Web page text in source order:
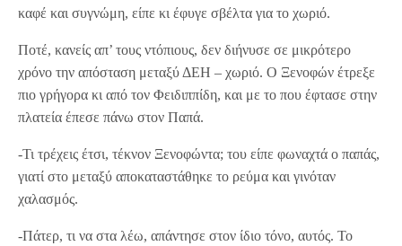
καφέ και συγνώμη, είπε κι έφυγε σβέλτα για το χωριό.
Ποτέ, κανείς απ’ τους ντόπιους, δεν διήνυσε σε μικρότερο
χρόνο την απόσταση μεταξύ ΔΕΗ – χωριό. Ο Ξενοφών έτρεξε
πιο γρήγορα κι από τον Φειδιππίδη, και με το που έφτασε στην
πλατεία έπεσε πάνω στον Παπά.
-Τι τρέχεις έτσι, τέκνον Ξενοφώντα; του είπε φωναχτά ο παπάς,
γιατί στο μεταξύ αποκαταστάθηκε το ρεύμα και γινόταν
χαλασμός.
-Πάτερ, τι να στα λέω, απάντησε στον ίδιο τόνο, αυτός. Το